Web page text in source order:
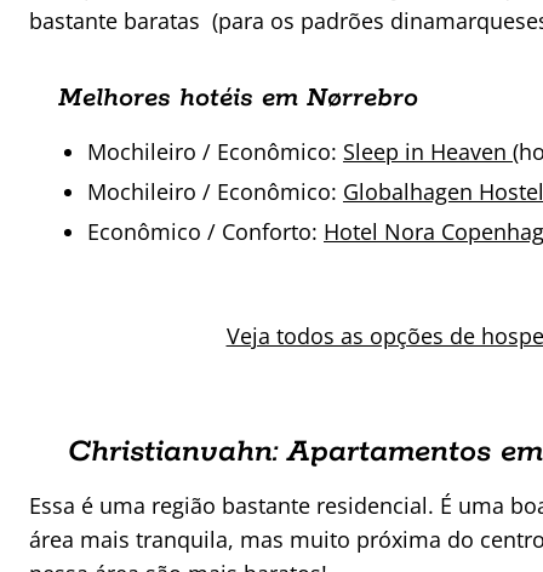
bastante baratas (para os padrões
Melhores hotéis em Nørrebro
Mochileiro / Econômico: Sleep in Heaven
Mochileiro / Econômico: Globalhagen Hostel
Econômico / Conforto: Hotel Nora
Veja todos as opções de
Christianvahn: Apartamentos
Essa é uma região bastante residencial. É uma
área mais tranquila, mas muito próxima do